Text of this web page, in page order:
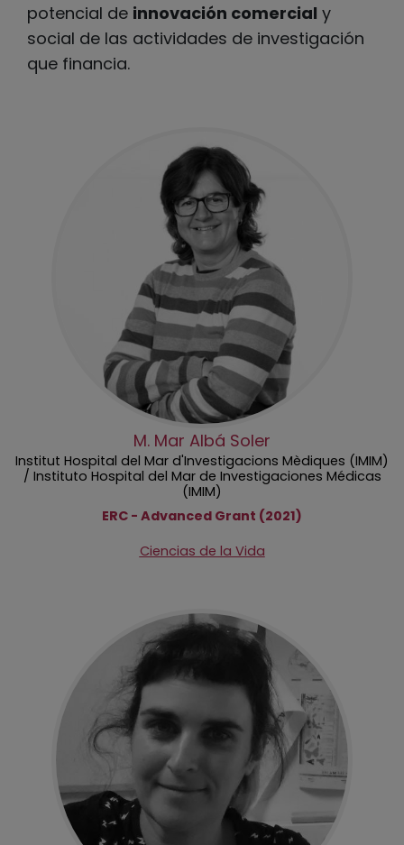
potencial de innovación comercial y
social de las actividades de investigación
que financia.
M. Mar Albá Soler
Institut Hospital del Mar d'Investigacions Mèdiques (IMIM)
/ Instituto Hospital del Mar de Investigaciones Médicas
(IMIM)
ERC - Advanced Grant (2021)
Ciencias de la Vida